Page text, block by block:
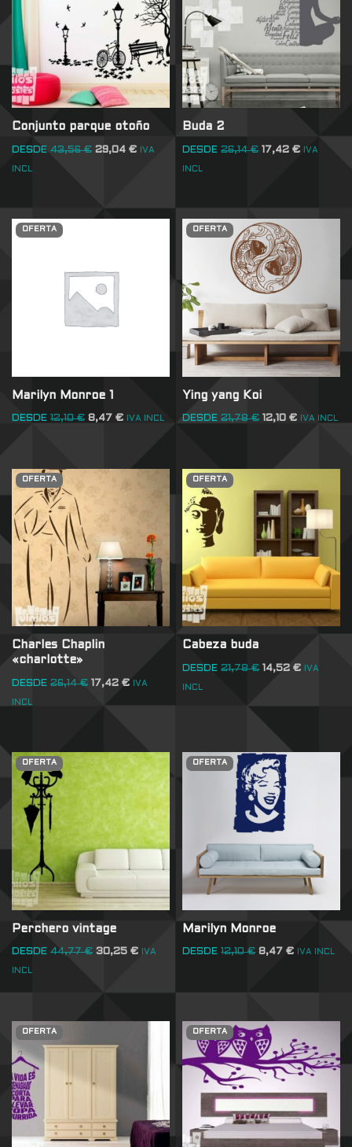
Conjunto parque otoño
DESDE 43,56€ 29,04 € IVA
INCL
Buda 2
DESDE 26,14€ 17,42€ IVA
INCL
OFERTA
Marilyn Monroe 1
DESDE 12,10€ 8,47 € IVA INCL
OFERTA
Ying yang Koi
DESDE 21,78€ 12,10€ IVA INCL
OFERTA
Charles Chaplin
«charlotte»
DESDE 26,14€ 17,42 € IVA
INCL
OFERTA
Cabeza buda
DESDE 21,78€ 14,52€ IVA
INCL
OFERTA
Perchero vintage
DESDE 44,77€ 30,25 € IVA
INCL
OFERTA
Marilyn Monroe
DESDE 12,10€ 8,47€ IVA INCL
OFERTA OFERTA